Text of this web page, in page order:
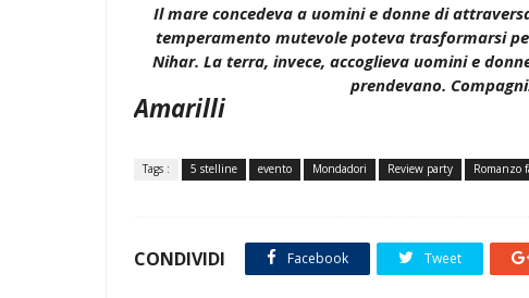
Il mare concedeva a uomini e donne di
temperamento mutevole poteva trasformarsi
Nihar. La terra, invece, accoglieva uomini e
prendevano.
Amarilli
Tags : 5 stelline evento Mondadori Review party Romanzo
CONDIVIDI Facebook Tweet